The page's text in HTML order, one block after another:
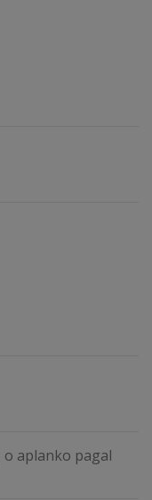
o aplanko pagal